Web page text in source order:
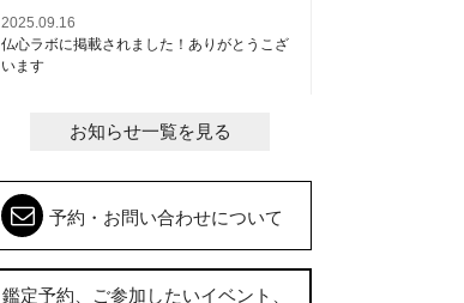
2025.09.16
仏心ラボに掲載されました！ありがとうこざ
います
お知らせ一覧を見る
予約・お問い合わせについて
鑑定予約、ご参加したいイベント、